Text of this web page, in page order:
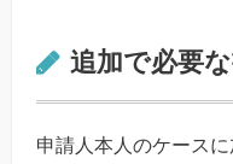
追加で必要
申請人本人のケース